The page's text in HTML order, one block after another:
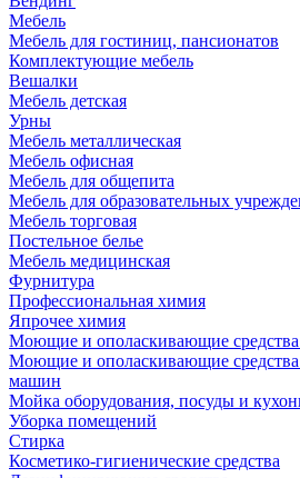
Мебель
Мебель для гостиниц, пансионатов
Комплектующие мебель
Вешалки
Мебель детская
Урны
Мебель металлическая
Мебель офисная
Мебель для общепита
Мебель для образовательных
Мебель торговая
Постельное белье
Мебель медицинская
Фурнитура
Профессиональная химия
Япрочее химия
Моющие и ополаскивающие средства
Моющие и ополаскивающие
машин
Мойка оборудования, посуды и
Уборка помещений
Стирка
Косметико-гигиенические средства